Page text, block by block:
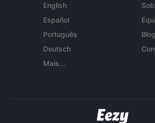
English
Español
Português
Deutsch
Mais...